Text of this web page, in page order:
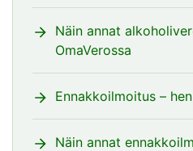
Näin annat
OmaVerossa
Ennakkoilmoitus –
Näin annat